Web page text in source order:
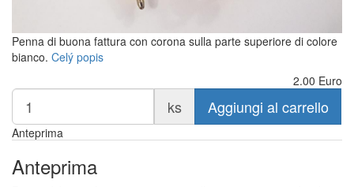
Penna di buona fattura con corona sulla parte superiore di colore
bianco. Celý popis
2.00 Euro
ks Aggiungi al carrello
Anteprima
Anteprima